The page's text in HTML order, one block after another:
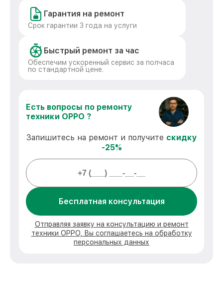
Гарантия на ремонт
Срок гарантии 3 года на услуги
Быстрый ремонт за час
Обеспечим ускоренный сервис за полчаса
по стандартной цене.
Есть вопросы по ремонту
техники OPPO ?
Запишитесь на ремонт и получите скидку
-25%
Бесплатная консультация
Отправляя заявку на консультацию и ремонт
техники OPPO, Вы соглашаетесь на обработку
персональных данных